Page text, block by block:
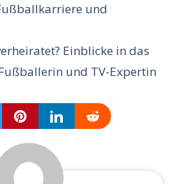
und
Einblicke in das
und TV-Expertin